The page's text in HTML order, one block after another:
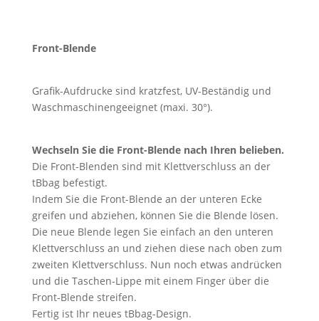
Front-Blende
Grafik-Aufdrucke sind kratzfest, UV-Beständig und
Waschmaschinengeeignet (maxi. 30°).
Wechseln Sie die Front-Blende nach Ihren belieben.
Die Front-Blenden sind mit Klettverschluss an der
tBbag befestigt.
Indem Sie die Front-Blende an der unteren Ecke
greifen und abziehen, können Sie die Blende lösen.
Die neue Blende legen Sie einfach an den unteren
Klettverschluss an und ziehen diese nach oben zum
zweiten Klettverschluss. Nun noch etwas andrücken
und die Taschen-Lippe mit einem Finger über die
Front-Blende streifen.
Fertig ist Ihr neues tBbag-Design.